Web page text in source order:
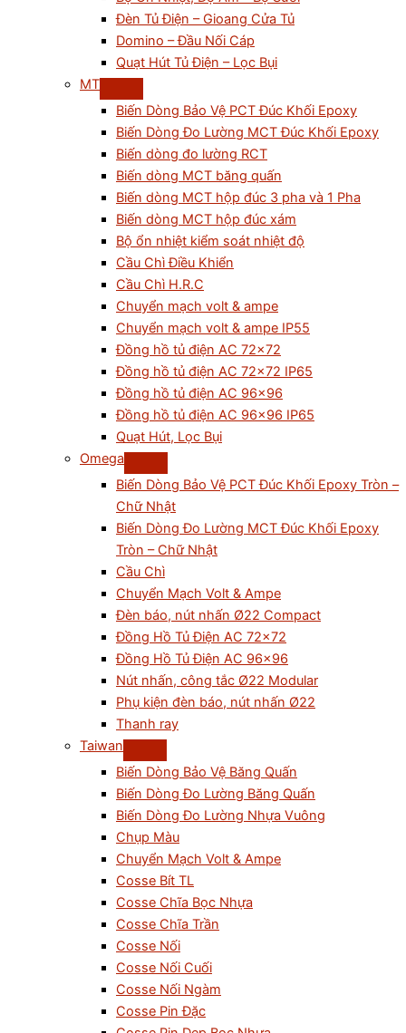
Đèn Tủ Điện – Gioang Cửa Tủ
Domino – Đầu Nối Cáp
Quạt Hút Tủ Điện – Lọc Bụi
MT
Biến Dòng Bảo Vệ PCT Đúc Khối Epoxy
Biến Dòng Đo Lường MCT Đúc Khối Epoxy
Biến dòng đo lường RCT
Biến dòng MCT băng quấn
Biến dòng MCT hộp đúc 3 pha và 1 Pha
Biến dòng MCT hộp đúc xám
Bộ ổn nhiệt kiểm soát nhiệt độ
Cầu Chì Điều Khiển
Cầu Chì H.R.C
Chuyển mạch volt & ampe
Chuyển mạch volt & ampe IP55
Đồng hồ tủ điện AC 72×72
Đồng hồ tủ điện AC 72×72 IP65
Đồng hồ tủ điện AC 96×96
Đồng hồ tủ điện AC 96×96 IP65
Quạt Hút, Lọc Bụi
Omega
Biến Dòng Bảo Vệ PCT Đúc Khối Epoxy Tròn –
Chữ Nhật
Biến Dòng Đo Lường MCT Đúc Khối Epoxy
Tròn – Chữ Nhật
Cầu Chì
Chuyển Mạch Volt & Ampe
Đèn báo, nút nhấn Ø22 Compact
Đồng Hồ Tủ Điện AC 72×72
Đồng Hồ Tủ Điện AC 96×96
Nút nhấn, công tắc Ø22 Modular
Phụ kiện đèn báo, nút nhấn Ø22
Thanh ray
Taiwan
Biến Dòng Bảo Vệ Băng Quấn
Biến Dòng Đo Lường Băng Quấn
Biến Dòng Đo Lường Nhựa Vuông
Chụp Màu
Chuyển Mạch Volt & Ampe
Cosse Bít TL
Cosse Chĩa Bọc Nhựa
Cosse Chĩa Trần
Cosse Nối
Cosse Nối Cuối
Cosse Nối Ngàm
Cosse Pin Đặc